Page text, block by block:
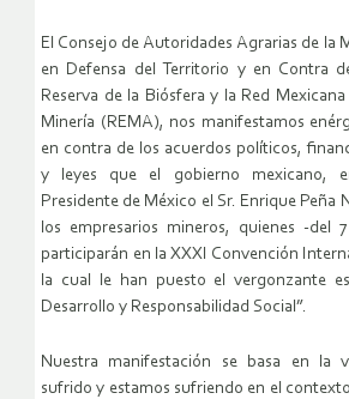
El Consejo de Autoridades Agrarias de la
en Defensa del Territorio y en Contra
Reserva de la Biósfera y la Red
Minería (REMA), nos manifestamos
en contra de los acuerdos políticos,
y leyes que el gobierno mexicano,
Presidente de México el Sr. Enrique Peña
los empresarios mineros, quienes -del
participarán en la XXXI Convención
la cual le han puesto el vergonzante
Desarrollo y Responsabilidad Social”.
Nuestra manifestación se basa en la
sufrido y estamos sufriendo en el